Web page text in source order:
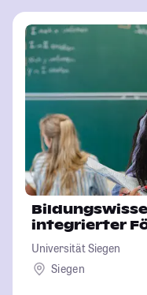
integrierter
Universität Siegen
Siegen